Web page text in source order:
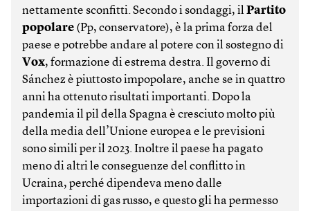
nettamente sconfitti. Secondo i sondaggi, ilPartito
popolare (Pp, conservatore), è la prima forza del
paese e potrebbe andare al potere con il sostegno di
Vox, formazione di estrema destra. Il governo di
Sánchez è piuttosto impopolare, anche se in quattro
anni ha ottenuto risultati importanti. Dopo la
pandemia il pil della Spagna è cresciuto molto più
della media dell’Unione europea e le previsioni
sono simili per il 2023. Inoltre il paese ha pagato
meno di altri le conseguenze del conflitto in
Ucraina, perché dipendeva meno dalle
importazioni di gas russo, e questo gli ha permesso